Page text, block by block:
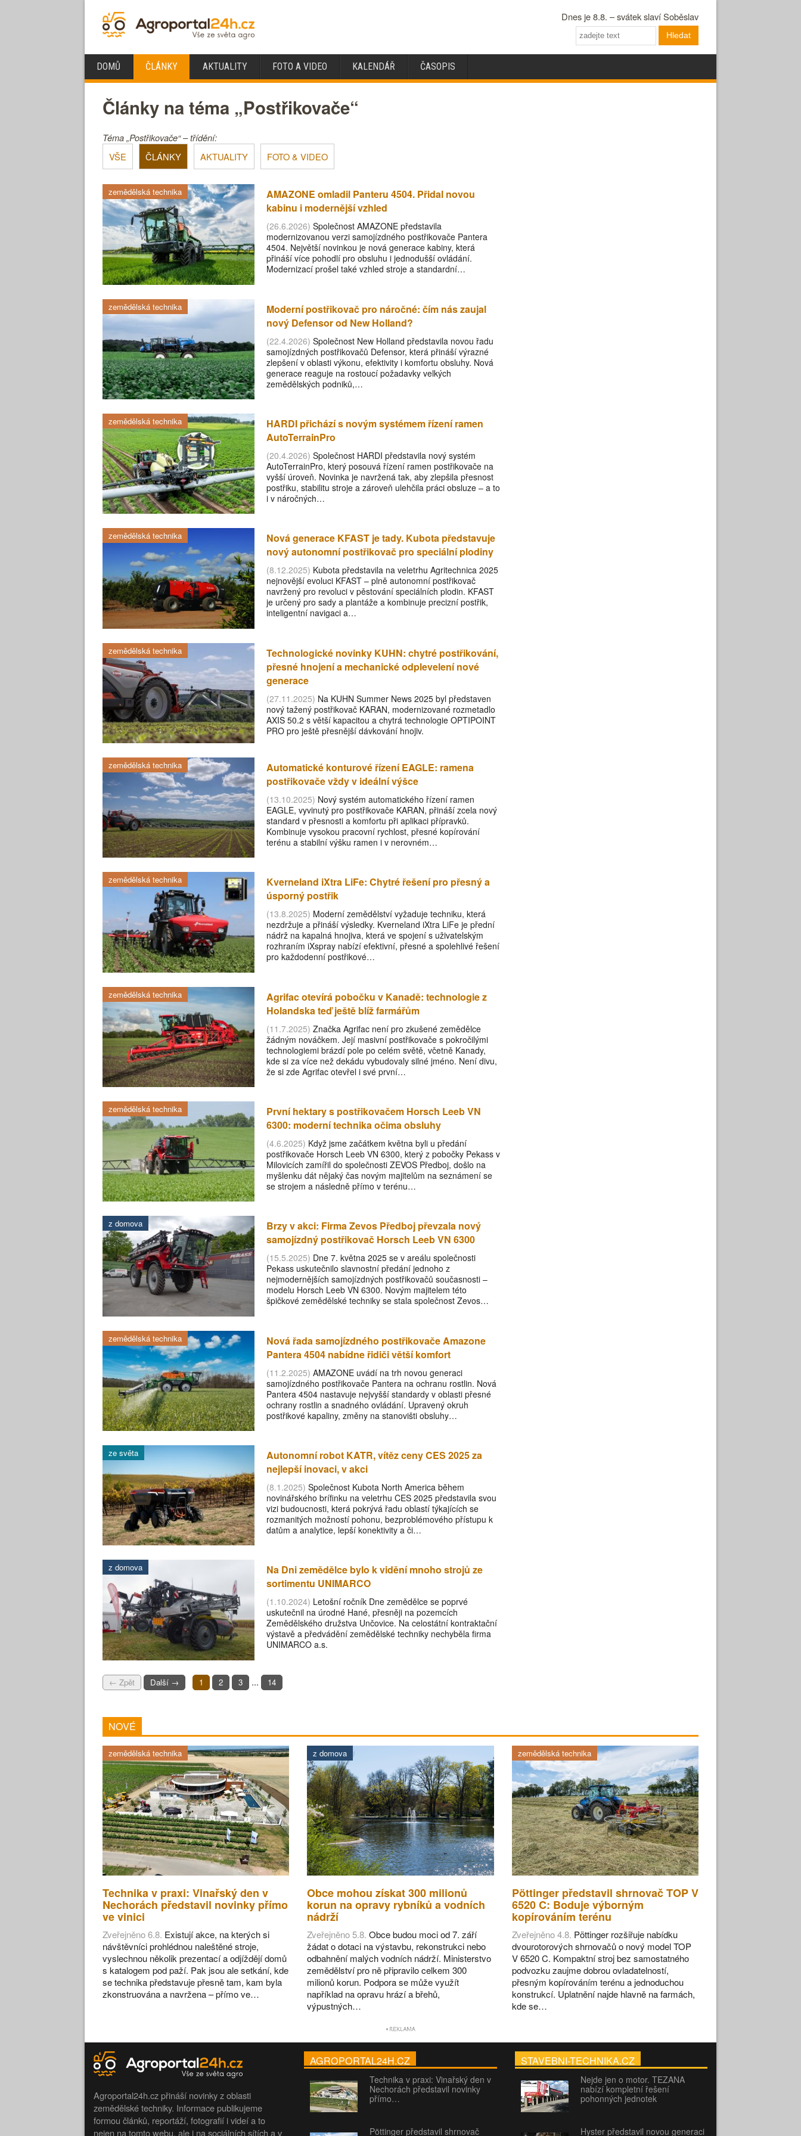
Dnes je 8.8. – svátek slaví Soběslav
Hledat
DOMŮ ČLÁNKY AKTUALITY FOTO A VIDEO KALENDÁŘ ČASOPIS
Články na téma „Postřikovače“
Téma „Postřikovače“ – třídění:
VŠE
ČLÁNKY AKTUALITY FOTO & VIDEO
zemědělská technika
AMAZONE omladil Panteru 4504. Přidal novou
kabinu i modernější vzhled
(26.6.2026) Společnost AMAZONE představila
modernizovanou verzi samojízdného postřikovače Pantera
4504. Největší novinkou je nová generace kabiny, která
přináší více pohodlí pro obsluhu i jednodušší ovládání.
Modernizací prošel také vzhled stroje a standardní…
zemědělská technika
Moderní postřikovač pro náročné: čím nás zaujal
nový Defensor od New Holland?
(22.4.2026) Společnost New Holland představila novou řadu
samojízdných postřikovačů Defensor, která přináší výrazné
zlepšení v oblasti výkonu, efektivity i komfortu obsluhy. Nová
generace reaguje na rostoucí požadavky velkých
zemědělských podniků,…
zemědělská technika
HARDI přichází s novým systémem řízení ramen
AutoTerrainPro
(20.4.2026) Společnost HARDI představila nový systém
AutoTerrainPro, který posouvá řízení ramen postřikovače na
vyšší úroveň. Novinka je navržená tak, aby zlepšila přesnost
postřiku, stabilitu stroje a zároveň ulehčila práci obsluze – a to
i v náročných…
zemědělská technika
Nová generace KFAST je tady. Kubota představuje
nový autonomní postřikovač pro speciální plodiny
(8.12.2025) Kubota představila na veletrhu Agritechnica 2025
nejnovější evoluci KFAST – plně autonomní postřikovač
navržený pro revoluci v pěstování speciálních plodin. KFAST
je určený pro sady a plantáže a kombinuje precizní postřik,
inteligentní navigaci a…
zemědělská technika
Technologické novinky KUHN: chytré postřikování,
přesné hnojení a mechanické odplevelení nové
generace
(27.11.2025) Na KUHN Summer News 2025 byl představen
nový tažený postřikovač KARAN, modernizované rozmetadlo
AXIS 50.2 s větší kapacitou a chytrá technologie OPTIPOINT
PRO pro ještě přesnější dávkování hnojiv.
zemědělská technika
Automatické konturové řízení EAGLE: ramena
postřikovače vždy v ideální výšce
(13.10.2025) Nový systém automatického řízení ramen
EAGLE, vyvinutý pro postřikovače KARAN, přináší zcela nový
standard v přesnosti a komfortu při aplikaci přípravků.
Kombinuje vysokou pracovní rychlost, přesné kopírování
terénu a stabilní výšku ramen i v nerovném…
zemědělská technika
Kverneland iXtra LiFe: Chytré řešení pro přesný a
úsporný postřik
(13.8.2025) Moderní zemědělství vyžaduje techniku, která
nezdržuje a přináší výsledky. Kverneland iXtra LiFe je přední
nádrž na kapalná hnojiva, která ve spojení s uživatelským
rozhraním iXspray nabízí efektivní, přesné a spolehlivé řešení
pro každodenní postřikové…
zemědělská technika
Agrifac otevírá pobočku v Kanadě: technologie z
Holandska teď ještě blíž farmářům
(11.7.2025) Značka Agrifac není pro zkušené zemědělce
žádným nováčkem. Její masivní postřikovače s pokročilými
technologiemi brázdí pole po celém světě, včetně Kanady,
kde si za více než dekádu vybudovaly silné jméno. Není divu,
že si zde Agrifac otevřel i své první…
zemědělská technika
První hektary s postřikovačem Horsch Leeb VN
6300: moderní technika očima obsluhy
(4.6.2025) Když jsme začátkem května byli u předání
postřikovače Horsch Leeb VN 6300, který z pobočky Pekass v
Milovicích zamířil do společnosti ZEVOS Předboj, došlo na
myšlenku dát nějaký čas novým majitelům na seznámení se
se strojem a následně přímo v terénu…
z domova
Brzy v akci: Firma Zevos Předboj převzala nový
samojízdný postřikovač Horsch Leeb VN 6300
(15.5.2025) Dne 7. května 2025 se v areálu společnosti
Pekass uskutečnilo slavnostní předání jednoho z
nejmodernějších samojízdných postřikovačů současnosti –
modelu Horsch Leeb VN 6300. Novým majitelem této
špičkové zemědělské techniky se stala společnost Zevos…
zemědělská technika
Nová řada samojízdného postřikovače Amazone
Pantera 4504 nabídne řidiči větší komfort
(11.2.2025) AMAZONE uvádí na trh novou generaci
samojízdného postřikovače Pantera na ochranu rostlin. Nová
Pantera 4504 nastavuje nejvyšší standardy v oblasti přesné
ochrany rostlin a snadného ovládání. Upravený okruh
postřikové kapaliny, změny na stanovišti obsluhy…
ze světa
Autonomní robot KATR, vítěz ceny CES 2025 za
nejlepší inovaci, v akci
(8.1.2025) Společnost Kubota North America během
novinářského brífinku na veletrhu CES 2025 představila svou
vizi budoucnosti, která pokrývá řadu oblastí týkajících se
rozmanitých možností pohonu, bezproblémového přístupu k
datům a analytice, lepší konektivity a či…
z domova
Na Dni zemědělce bylo k vidění mnoho strojů ze
sortimentu UNIMARCO
(1.10.2024) Letošní ročník Dne zemědělce se poprvé
uskutečnil na úrodné Hané, přesněji na pozemcích
Zemědělského družstva Unčovice. Na celostátní kontraktační
výstavě a předvádění zemědělské techniky nechyběla firma
UNIMARCO a.s.
← Zpět Další → 1 2 3 ... 14
NOVÉ
zemědělská technika
Technika v praxi: Vinařský den v
Nechorách představil novinky přímo
ve vinici
Zveřejněno 6.8. Existují akce, na kterých si
návštěvníci prohlédnou naleštěné stroje,
vyslechnou několik prezentací a odjíždějí domů
s katalogem pod paží. Pak jsou ale setkání, kde
se technika představuje přesně tam, kam byla
zkonstruována a navržena – přímo ve…
z domova
Obce mohou získat 300 milionů
korun na opravy rybníků a vodních
nádrží
Zveřejněno 5.8. Obce budou moci od 7. září
žádat o dotaci na výstavbu, rekonstrukci nebo
odbahnění malých vodních nádrží. Ministerstvo
zemědělství pro ně připravilo celkem 300
milionů korun. Podpora se může využít
například na opravu hrází a břehů,
výpustných…
zemědělská technika
Pöttinger představil shrnovač TOP V
6520 C: Boduje výborným
kopírováním terénu
Zveřejněno 4.8. Pöttinger rozšiřuje nabídku
dvourotorových shrnovačů o nový model TOP
V 6520 C. Kompaktní stroj bez samostatného
podvozku zaujme dobrou ovladatelností,
přesným kopírováním terénu a jednoduchou
konstrukcí. Uplatnění najde hlavně na farmách,
kde se…
Agroportal24h.cz přináší novinky z oblasti
zemědělské techniky. Informace publikujeme
formou článků, reportáží, fotografií i videí a to
nejen na tomto webu, ale i na sociálních sítích a v
AGROPORTAL24H.CZ
Technika v praxi: Vinařský den v
Nechorách představil novinky
přímo…
Pöttinger představil shrnovač
STAVEBNI-TECHNIKA.CZ
Nejde jen o motor. TEZANA
nabízí kompletní řešení
pohonných jednotek
Hyster představil novou generaci